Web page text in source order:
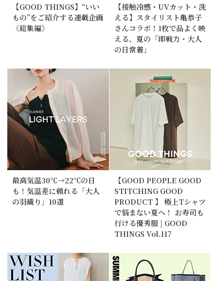
【GOOD THINGS】“いい
もの”をご紹介する連載企画
《総集編》
【接触冷感・UVカット・洗
える】スタイリスト亀恭子
さんコラボ！1枚で品よく映
える、夏の「即戦力・大人
の日常着」
最高気温30℃→22℃の日
も！気温差に頼れる「大人
の羽織り」10選
【GOOD PEOPLE GOOD
STITCHING GOOD
PRODUCT 】 極上Tシャツ
で悩まない夏へ！ お寿司も
行ける優秀服 | GOOD
THINGS Vol.117